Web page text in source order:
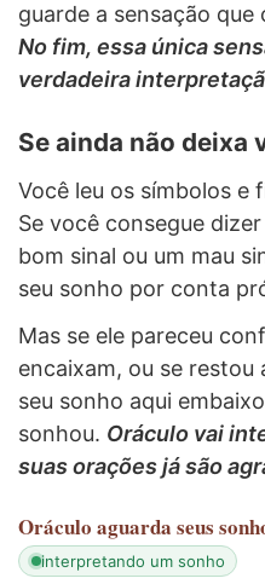
guarde a sensação
No fim, essa única
verdadeira
Se ainda não deixa
Você leu os símbolos e
Se você consegue
bom sinal ou um mau
seu sonho por conta
Mas se ele pareceu
encaixam, ou se restou
seu sonho aqui
sonhou. Oráculo vai
suas orações já são
Oráculo aguarda seus
interpretando um sonho